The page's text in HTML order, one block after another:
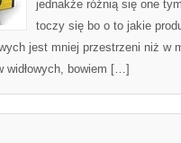
jednakże różnią się one
toczy się bo o to jakie
jest mniej przestrzeni niż w
widłowych, bowiem […]